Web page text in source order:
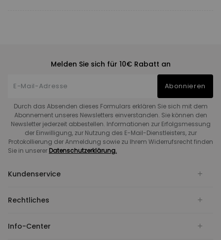
Melden Sie sich für 10€ Rabatt an
Abonnieren
Durch das Absenden dieses Formulars erklären Sie sich mit dem
Abonnement unseres Newsletters einverstanden. Sie können den
Newsletter jederzeit abbestellen. Informationen zur Erfolgsmessung
der Einwilligung, zur Nutzung des E-Mail-Dienstleisters, zur
Protokollierung der Anmeldung sowie zu Ihrem Widerrufsrecht finden
Sie in unserer Datenschutzerklärung.
Kundenservice
Rechtliches
Info-Center